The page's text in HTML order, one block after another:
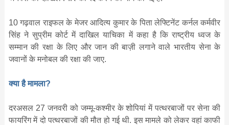
10 गढ़वाल राइफल के मेजर आदित्य कुमार के पिता लेफ्टिनेंट कर्नल कर्मवीर
सिंह ने सुप्रीम कोर्ट में दाखिल याचिका में कहा है कि राष्ट्रीय ध्वज के
सम्मान की रक्षा के लिए और जान की बाज़ी लगाने वाले भारतीय सेना के
जवानों के मनोबल की रक्षा की जाए.
क्या है मामला?
दरअसल 27 जनवरी को जम्मू-कश्मीर के शोपियां में पत्थरबाजों पर सेना की
फायरिंग में दो पत्थरबाजों की मौत हो गई थी. इस मामले को लेकर वहां काफी